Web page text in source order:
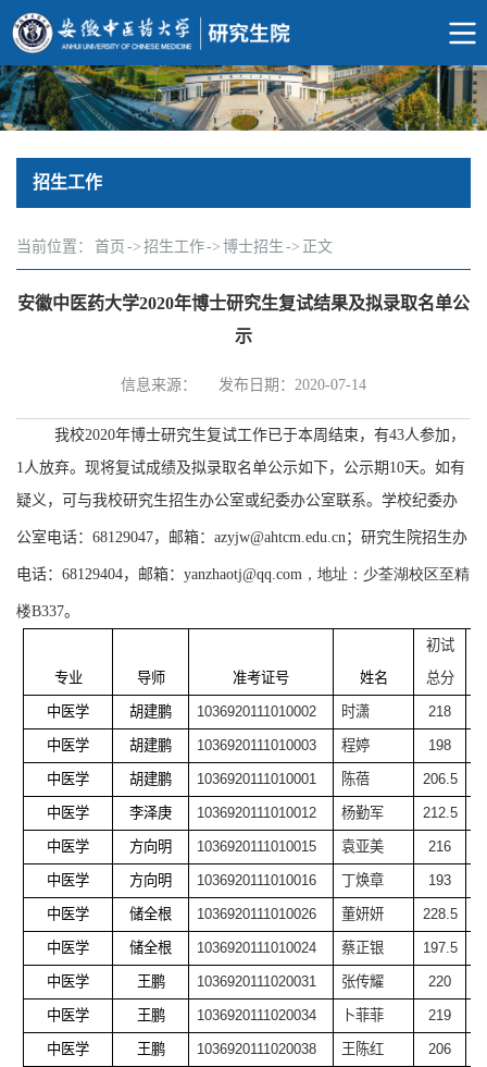
招生工作
当前位置： 首页 -> 招生工作-> 博士招生 -> 正文
安徽中医药大学2020年博士研究生复试结果及拟录取名单公
示
信息来源： 发布日期：2020-07-14
我校2020年博士研究生复试工作已于本周结束，有43人参加，
1 人放弃。现将复试成绩及拟录取名单公示如下，公示期 10天。 如有
疑义，可与我校研究生招生办公室或纪委办公室联系。 学校纪委办
公室电话： 68129047，邮箱： azyjw@ahtcm.edu.cn ； 研究生院招生办
电话： 68129404，邮箱： yanzhaotj@qq.com ，地址：少荃湖校区至精
楼B337。
专业 导师 准考证号 姓名
初试
总分
中医学 胡建鹏 1036920111010002 时潇 218
中医学 胡建鹏 1036920111010003 程婷 198
中医学 胡建鹏 1036920111010001 陈蓓 206.5
中医学 李泽庚 1036920111010012 杨勤军 212.5
中医学 方向明 1036920111010015 袁亚美 216
中医学 方向明 1036920111010016 丁焕章 193
中医学 储全根 1036920111010026 董妍妍 228.5
中医学 储全根 1036920111010024 蔡正银 197.5
中医学 王鹏 1036920111020031 张传耀 220
中医学 王鹏 1036920111020034 卜菲菲 219
中医学 王鹏 1036920111020038 王陈红 206